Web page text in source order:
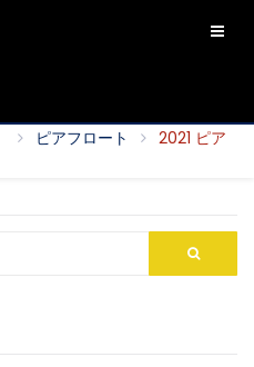
ピアフロート
2021 ピア